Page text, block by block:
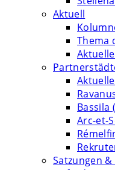
Aktuell
Thema
Bassila
Arc-et-
Satzungen